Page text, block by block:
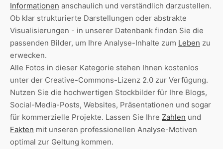
Informationen anschaulich und verständlich darzustellen.
Ob klar strukturierte Darstellungen oder abstrakte
Visualisierungen - in unserer Datenbank finden Sie die
passenden Bilder, um Ihre Analyse-Inhalte zum Leben zu
erwecken.
Alle Fotos in dieser Kategorie stehen Ihnen kostenlos
unter der Creative-Commons-Lizenz 2.0 zur Verfügung.
Nutzen Sie die hochwertigen Stockbilder für Ihre Blogs,
Social-Media-Posts, Websites, Präsentationen und sogar
für kommerzielle Projekte. Lassen Sie Ihre Zahlen und
Fakten mit unseren professionellen Analyse-Motiven
optimal zur Geltung kommen.